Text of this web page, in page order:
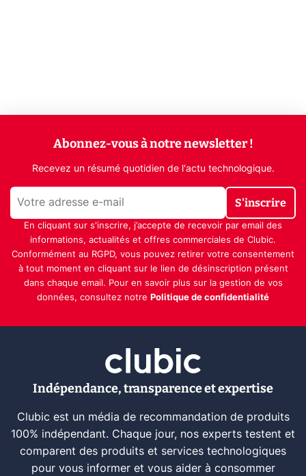
Abonnez-vous à notre newsletter !
Recevez un résumé quotidien de l'actu technologique.
S'inscrire
En cliquant sur s'inscrire, j’accepte de recevoir par email des
informations, actualités et offres commerciales de Clubic.
Conformément au RGPD, vous pouvez retirer votre consentement
à tout moment en cliquant sur le lien de désinscription présent
dans chaque email. Pour en savoir plus sur la gestion de vos
données, consultez notre Politique de confidentialité
Indépendance, transparence et expertise
Clubic est un média de recommandation de produits
100% indépendant. Chaque jour, nos experts testent et
comparent des produits et services technologiques
pour vous informer et vous aider à consommer